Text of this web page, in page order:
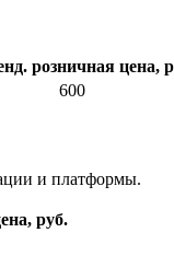
розничная цена,
600
и платформы.
руб.